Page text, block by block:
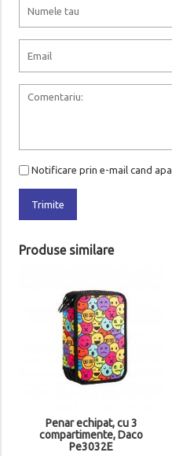
Notificare prin e-mail cand
Trimite
Produse similare
Penar echipat, cu 3
compartimente, Daco
Pe3032E